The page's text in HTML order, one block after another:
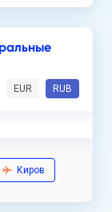
EUR RUB
Киров